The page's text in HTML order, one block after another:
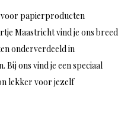
voor papierproducten
Maastricht vind je ons breed
onderverdeeld in
Bij ons vind je een speciaal
lekker voor jezelf